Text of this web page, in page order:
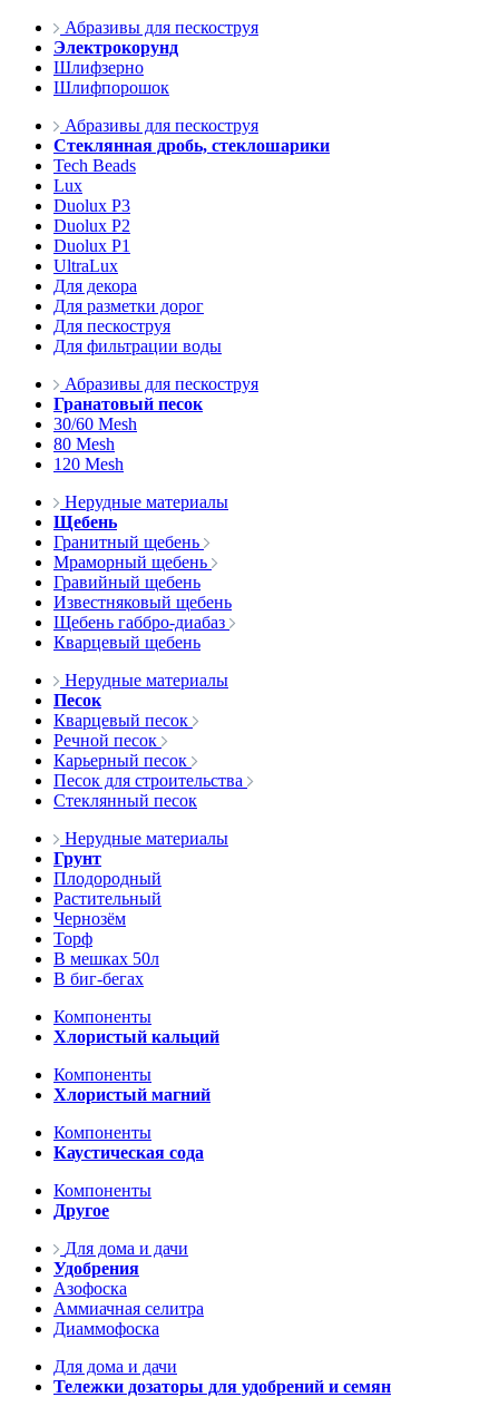
Абразивы для пескоструя
Электрокорунд
Шлифзерно
Шлифпорошок
Абразивы для пескоструя
Стеклянная дробь, стеклошарики
Tech Beads
Lux
Duolux P3
Duolux P2
Duolux P1
UltraLux
Для декора
Для разметки дорог
Для пескоструя
Для фильтрации воды
Абразивы для пескоструя
Гранатовый песок
30/60 Mesh
80 Mesh
120 Mesh
Нерудные материалы
Щебень
Гранитный щебень
Мраморный щебень
Гравийный щебень
Известняковый щебень
Щебень габбро-диабаз
Кварцевый щебень
Нерудные материалы
Песок
Кварцевый песок
Речной песок
Карьерный песок
Песок для строительства
Стеклянный песок
Нерудные материалы
Грунт
Плодородный
Растительный
Чернозём
Торф
В мешках 50л
В биг-бегах
Компоненты
Хлористый кальций
Компоненты
Хлористый магний
Компоненты
Каустическая сода
Компоненты
Другое
Для дома и дачи
Удобрения
Азофоска
Аммиачная селитра
Диаммофоска
Для дома и дачи
Тележки дозаторы для удобрений и семян